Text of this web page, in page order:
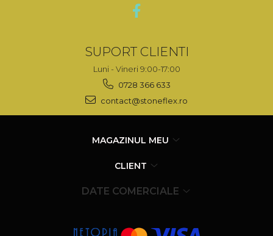
SUPORT CLIENTI
Luni - Vineri 9:00-17:00
0728 366 633
contact@stoneflex.ro
MAGAZINUL MEU
CLIENT
DATE COMERCIALE